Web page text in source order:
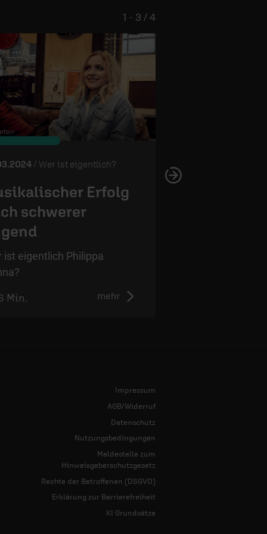
/ Wer ist eigentlich?
Erfolg
schwerer
ist eigentlich Philippa
mehr
Min.
1 - 3 / 4
Impressum
AGB/Widerruf
Datenschutz
Nutzungsbedingungen
Meldestelle zum
Hinweisgeberschutzgesetz
Rechte der Betroffenen (DSGVO)
Erklärung zur Barrierefreiheit
KI Grundsätze